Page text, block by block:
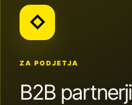
◇
ZA PODJETJA
B2B partnerji